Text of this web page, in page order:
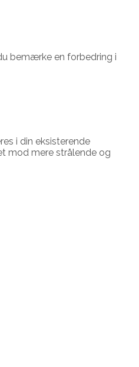
bemærke en forbedring i
i din eksisterende
mod mere strålende og